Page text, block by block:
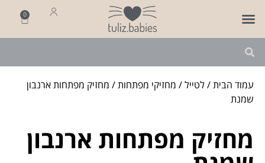
0
עמוד הבית/לטייל/ מחזיקי מפתחות/ מחזיק מפתחות ארנבון
שמנת
מחזיק מפתחות ארנבון